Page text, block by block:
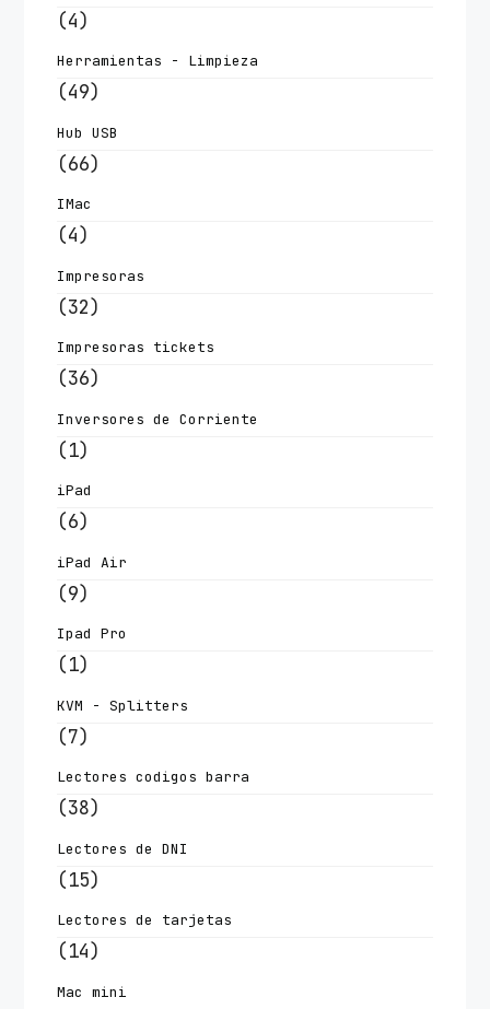
(4)
Herramientas - Limpieza
(49)
Hub USB
(66)
IMac
(4)
Impresoras
(32)
Impresoras tickets
(36)
Inversores de Corriente
(1)
iPad
(6)
iPad Air
(9)
Ipad Pro
(1)
KVM - Splitters
(7)
Lectores codigos barra
(38)
Lectores de DNI
(15)
Lectores de tarjetas
(14)
Mac mini